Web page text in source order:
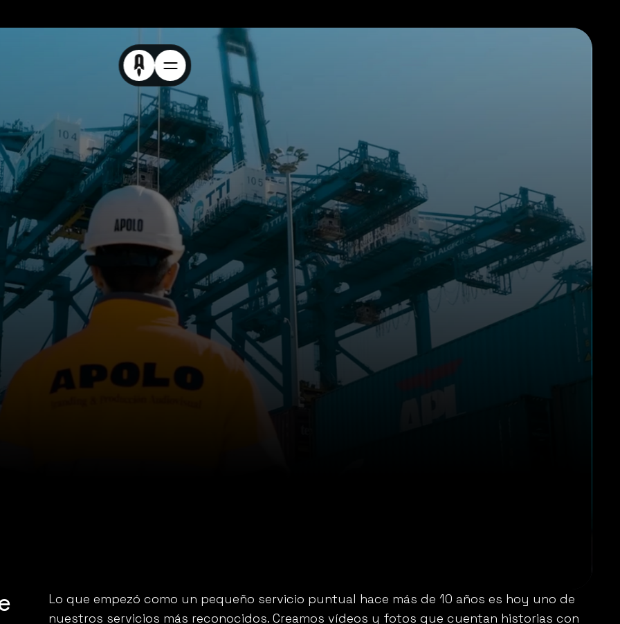
Lo que empezó como un pequeño servicio puntual hace más de 10 años es hoy uno de
nuestros servicios más reconocidos. Creamos vídeos y fotos que cuentan historias con